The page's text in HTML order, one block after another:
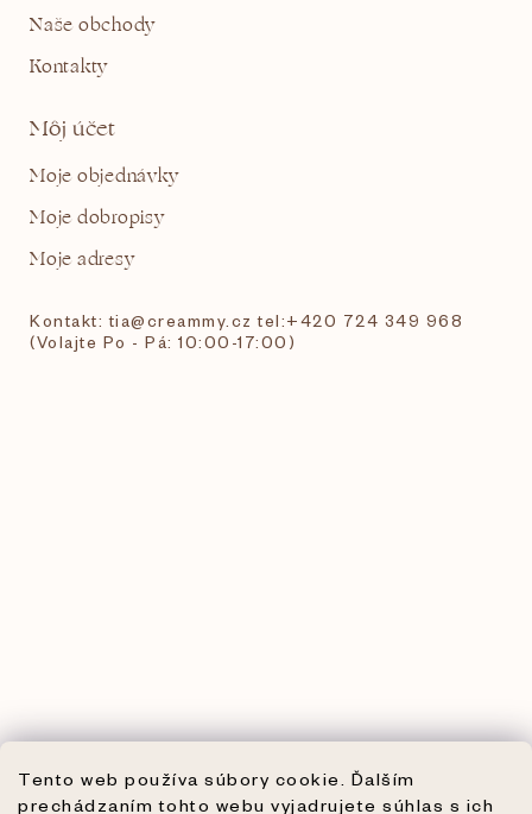
Tento web používa súbory cookie. Ďalším
prechádzaním tohto webu vyjadrujete súhlas s ich
Naše obchody
Kontakty
Môj účet
Moje objednávky
Moje dobropisy
Moje adresy
Kontakt: tia@creammy.cz tel:+420 724 349 968
(Volajte Po - Pá: 10:00-17:00)